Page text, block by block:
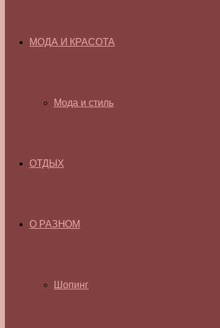
МОДА И КРАСОТА
Мода и стиль
ОТДЫХ
О РАЗНОМ
Шопинг